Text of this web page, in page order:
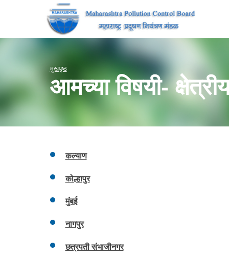
मुखपृष्ठ
आमच्या विषयी-
कल्याण
कोल्हापुर
मुंबई
नागपुर
छत्रपती संभाजीनगर